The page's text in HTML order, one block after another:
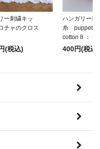
ー刺繍キッ
チャのクロス
(税込)
ハンガリー刺
糸 puppets
cotton 8 ：
400円(税込)